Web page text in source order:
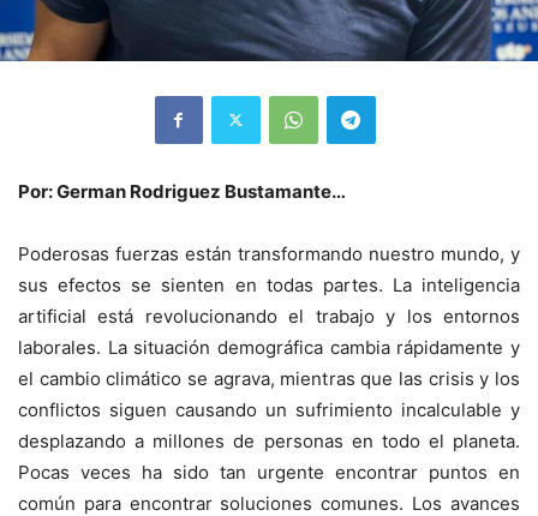
Por: German Rodriguez Bustamante…
Poderosas fuerzas están transformando nuestro mundo, y
sus efectos se sienten en todas partes. La inteligencia
artificial está revolucionando el trabajo y los entornos
laborales. La situación demográfica cambia rápidamente y
el cambio climático se agrava, mientras que las crisis y los
conflictos siguen causando un sufrimiento incalculable y
desplazando a millones de personas en todo el planeta.
Pocas veces ha sido tan urgente encontrar puntos en
común para encontrar soluciones comunes. Los avances